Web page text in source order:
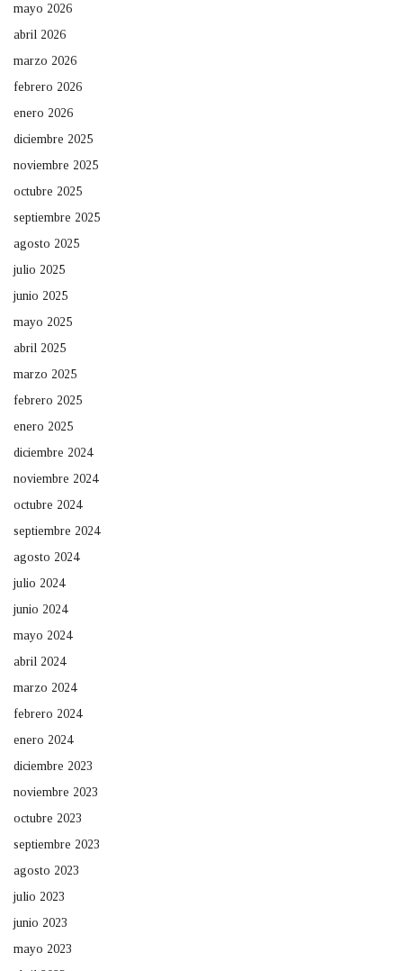
mayo 2026
abril 2026
marzo 2026
febrero 2026
enero 2026
diciembre 2025
noviembre 2025
octubre 2025
septiembre 2025
agosto 2025
julio 2025
junio 2025
mayo 2025
abril 2025
marzo 2025
febrero 2025
enero 2025
diciembre 2024
noviembre 2024
octubre 2024
septiembre 2024
agosto 2024
julio 2024
junio 2024
mayo 2024
abril 2024
marzo 2024
febrero 2024
enero 2024
diciembre 2023
noviembre 2023
octubre 2023
septiembre 2023
agosto 2023
julio 2023
junio 2023
mayo 2023